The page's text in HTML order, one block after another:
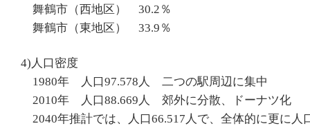
舞鶴市（西地区） 30.2％
舞鶴市（東地区） 33.9％
4)人口密度
1980年 人口97.578人 二つの駅周辺に集中
2010年 人口88.669人 郊外に分散、ドーナツ化
2040年推計では、人口66.517人で、全体的に更に人